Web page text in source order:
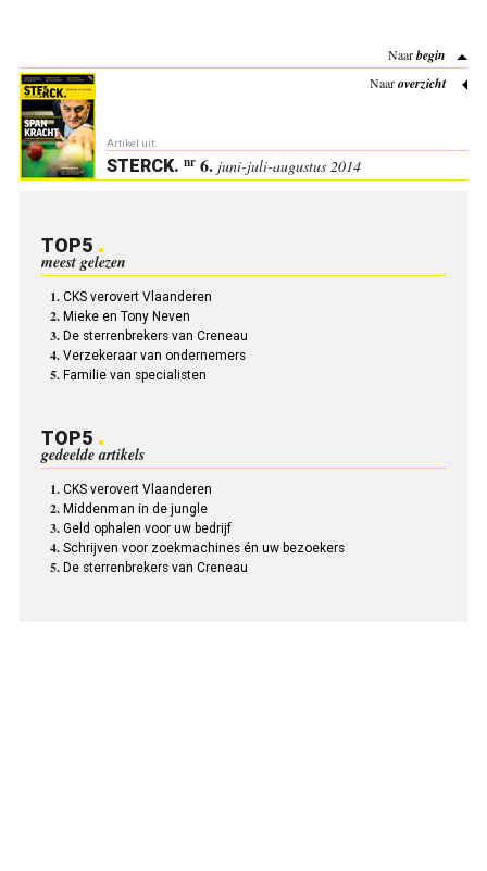
Naarbegin
Naaroverzicht
Artikel uit:
STERCK. nr6. juni-juli-augustus 2014
TOP5
meest gelezen
CKS verovert Vlaanderen
Mieke en Tony Neven
De sterrenbrekers van Creneau
Verzekeraar van ondernemers
Familie van specialisten
TOP5
gedeelde artikels
CKS verovert Vlaanderen
Middenman in de jungle
Geld ophalen voor uw bedrijf
Schrijven voor zoekmachines én uw bezoekers
De sterrenbrekers van Creneau